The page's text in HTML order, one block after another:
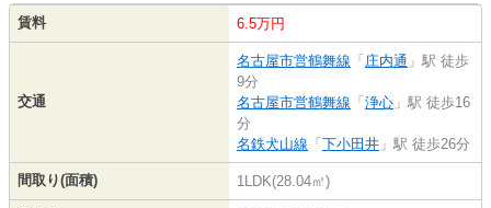
賃料 6.5万円
交通
名古屋市営鶴舞線 「 庄内通 」駅 徒歩
9分
名古屋市営鶴舞線 「 浄心 」駅 徒歩16
分
名鉄犬山線 「 下小田井 」駅 徒歩26分
間取り(面積) 1LDK(28.04㎡)